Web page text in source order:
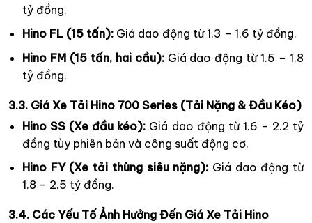
tỷ đồng.
Hino FL (15 tấn): Giá dao động từ 1.3 – 1.6 tỷ đồng.
Hino FM (15 tấn, hai cầu):Giá dao động từ 1.5 – 1.8
tỷ đồng.
3.3. Giá Xe Tải Hino 700 Series (Tải Nặng & Đầu Kéo)
Hino SS (Xe đầu kéo): Giá dao động từ 1.6 – 2.2 tỷ
đồng tùy phiên bản và công suất động cơ.
Hino FY (Xe tải thùng siêu nặng): Giá dao động từ
1.8 – 2.5 tỷ đồng.
3.4. Các Yếu Tố Ảnh Hưởng Đến Giá Xe Tải Hino